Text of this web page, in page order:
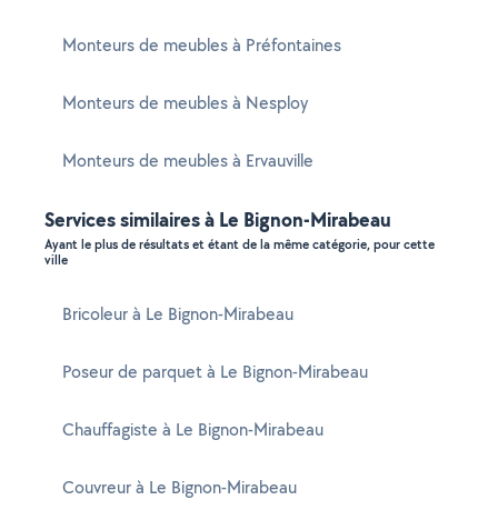
Monteurs de meubles à Préfontaines
Monteurs de meubles à Nesploy
Monteurs de meubles à Ervauville
Services similaires à Le Bignon-Mirabeau
Ayant le plus de résultats et étant de la même catégorie, pour cette
ville
Bricoleur à Le Bignon-Mirabeau
Poseur de parquet à Le Bignon-Mirabeau
Chauffagiste à Le Bignon-Mirabeau
Couvreur à Le Bignon-Mirabeau